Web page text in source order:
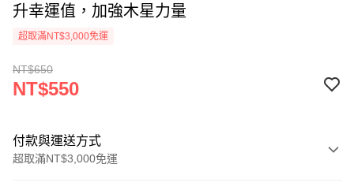
升幸運值，加強木星力量
超取滿NT$3,000免運
NT$650
NT$550
付款與運送方式
超取滿NT$3,000免運